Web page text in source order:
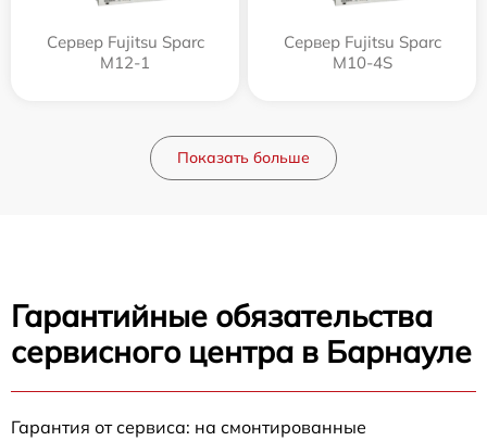
Сервер Fujitsu Sparc
M12-1
Сервер Fujitsu Sparc
M10-4S
Показать больше
Гарантийные обязательства
сервисного центра в Барнауле
Гарантия от сервиса: на смонтированные